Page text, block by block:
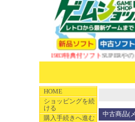
NEW 1983特典付ソフトSUPERやのまん
HOME
ショッピングを続
ける
購入手続きへ進む
中古商品(